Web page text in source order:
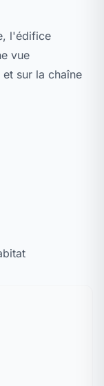
l'édifice
vue
sur la chaîne